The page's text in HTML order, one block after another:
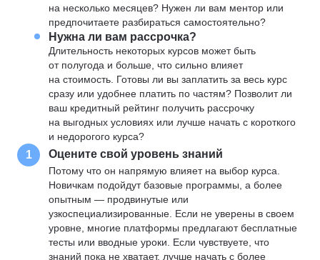
на несколько месяцев? Нужен ли вам ментор или
предпочитаете разбираться самостоятельно?
Нужна ли вам рассрочка?
Длительность некоторых курсов может быть
от полугода и больше, что сильно влияет
на стоимость. Готовы ли вы заплатить за весь курс
сразу или удобнее платить по частям? Позволит ли
ваш кредитный рейтинг получить рассрочку
на выгодных условиях или лучше начать с короткого
и недорогого курса?
1 Оцените свой уровень знаний
Потому что он напрямую влияет на выбор курса.
Новичкам подойдут базовые программы, а более
опытным — продвинутые или
узкоспециализированные. Если не уверены в своем
уровне, многие платформы предлагают бесплатные
тесты или вводные уроки. Если чувствуете, что
знаний пока не хватает, лучше начать с более